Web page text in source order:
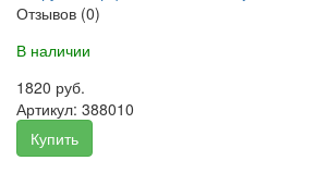
Отзывов (0)
В наличии
1820 руб.
Артикул: 388010
Купить